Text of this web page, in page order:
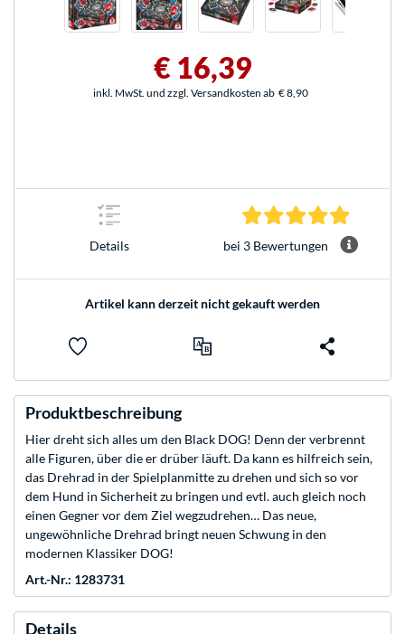
€ 16,39
inkl. MwSt. und zzgl. Versandkosten ab € 8,90
Details bei 3 Bewertungen
Artikel kann derzeit nicht gekauft werden
Produktbeschreibung
Hier dreht sich alles um den Black DOG! Denn der verbrennt
alle Figuren, über die er drüber läuft. Da kann es hilfreich sein,
das Drehrad in der Spielplanmitte zu drehen und sich so vor
dem Hund in Sicherheit zu bringen und evtl. auch gleich noch
einen Gegner vor dem Ziel wegzudrehen… Das neue,
ungewöhnliche Drehrad bringt neuen Schwung in den
modernen Klassiker DOG!
Art.-Nr.: 1283731
Details